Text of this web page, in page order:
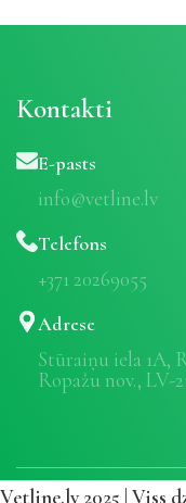
Kontakti
E-pasts
info@vetline.lv
Telefons
+371 20269055
Adrese
Stūraiņu iela 1A,
Ropažu nov., LV-
Vetline.lv 2025 | Viss